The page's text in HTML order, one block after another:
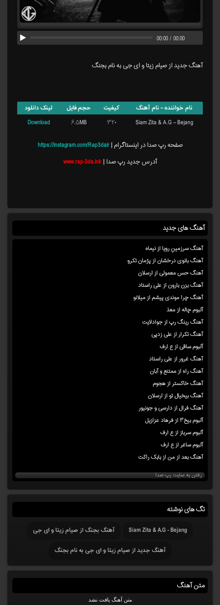
00:00/00:00
آهنگ جدید از صیام زیتا و ای جی به نام بجنگ
نام خواننده – نام آهنگ کیفیت حجم فایل
لینک دانلود
Siam Zita & A.G – Bejang
۳۲۰ ۶.۵MB Download
صفحه رپ صدا در اینستاگرام |https://instagram.com/Rap3dair
آدرس جدید رپ صدا |www.rap-3da.ink
آهنگ های جدید
آهنگ سرزمینِ رویا از نیماه
آهنگ بانوی درخشان از پژمان تکرو
آهنگ حس معمولی از ارسلان
آهنگ بزن بارون از علی راستاد
آهنگ چرا موندی پیشم از میلانو
آلبوم چاله از معذ
آهنگ رینگ رپ از جوادلایت
آهنگ تکرار از علی زدپی
آلبوم ساقی از ع ارف
آهنگ غرور از علی راستاد
آهنگ راه از ممتنع و آبان
آهنگ خاکستر از هجوم
آهنگ بیخیال تو از ارسلان
آهنگ فرال از دارسی و جونیور
آلبوم بیخ۳ از فرهاد عزازیل
آلبوم سرباز از ع ارف
آلبوم ساغر از ع ارف
آهنگ بعد از من از بابک راکت
رفتن به سایت رپ صدا
تگ های نوشته
Siam Zita & A.G - Bejang
آهنگ بجنگ از صیام زیتا و ای جی
آهنگ جدید از صیام زیتا و ای جی به نام بجنگ
متن آهنگ
متن آهنگ یافت نشد